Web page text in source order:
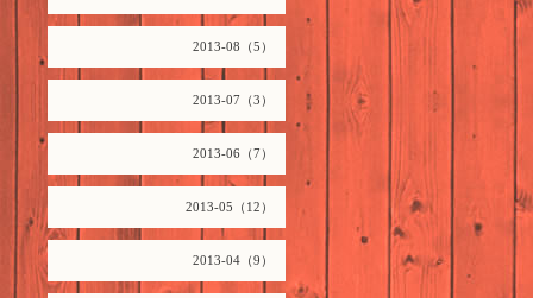
2013-08（5）
2013-07（3）
2013-06（7）
2013-05（12）
2013-04（9）